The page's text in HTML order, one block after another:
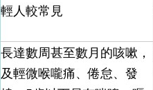
輕人較常見
長達數周甚至數月的咳嗽，
及輕微喉嚨痛、倦怠、發